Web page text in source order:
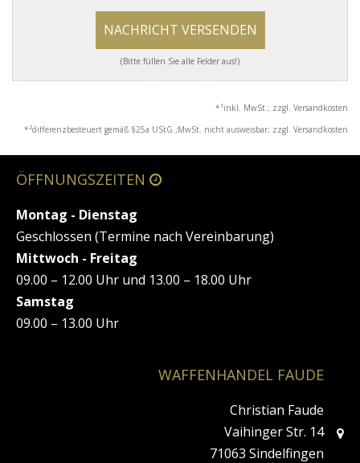
NACHRICHT VERSENDEN
(Bitte füllen Sie alle Felder aus!)
* 1 inkl. MwSt.; zzgl. Versandkosten
*2differenzbesteuert gemäß §25a UStG.;MwSt. nicht ausweisbar; zzgl. Versandkosten
ÖFFNUNGSZEITEN
Montag - Dienstag
Geschlossen (Termine nach Vereinbarung)
Mittwoch - Freitag
09.00 – 12.00 Uhr und 13.00 – 18.00 Uhr
Samstag
09.00 – 13.00 Uhr
WAFFENHANDEL FAUDE
Christian Faude
Vaihinger Str. 14
71063 Sindelfingen